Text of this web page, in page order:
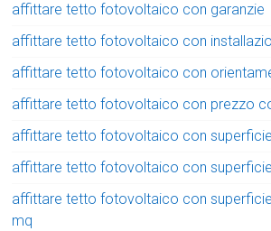
affittare tetto fotovoltaico con garanzie
affittare tetto fotovoltaico con
affittare tetto fotovoltaico con
affittare tetto fotovoltaico con prezzo
affittare tetto fotovoltaico con
affittare tetto fotovoltaico con
affittare tetto fotovoltaico con
mq